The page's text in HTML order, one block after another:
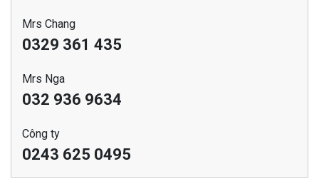
Mrs Chang
0329 361 435
Mrs Nga
032 936 9634
Công ty
0243 625 0495